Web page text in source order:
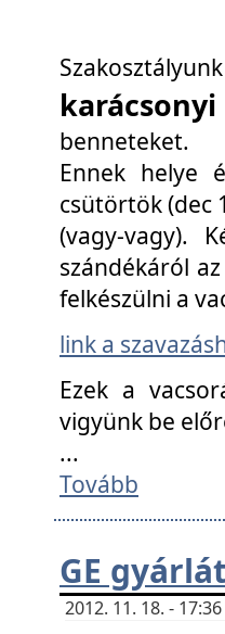
benneteket.
Ennek helye
csütörtök (dec
(vagy-vagy).
szándékáról
felkészülni a
link a
Ezek a
vigyünk be
...
Tovább
GE
2012. 11. 18. -